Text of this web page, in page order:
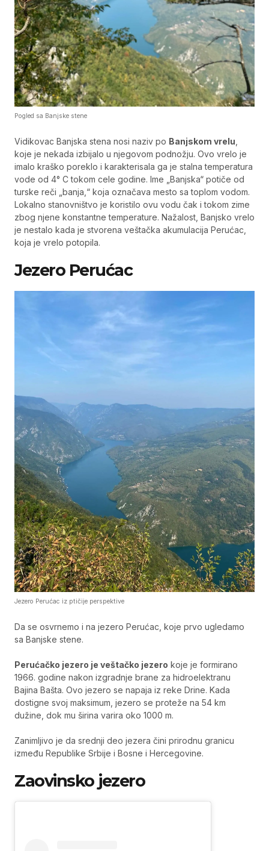
Pogled sa Banjske stene
Vidikovac Banjska stena nosi naziv po Banjskom vrelu
koje je nekada izbijalo u njegovom podnožju. Ovo vrelo je
imalo kraško poreklo i karakterisala ga je stalna temperatura
vode od 4° C tokom cele godine. Ime „Banjska“ potiče od
turske reči „banja,“ koja označava mesto sa toplom vodom.
Lokalno stanovništvo je koristilo ovu vodu čak i tokom zime
zbog njene konstantne temperature. Nažalost, Banjsko vrelo
je nestalo kada je stvorena veštačka akumulacija Perućac,
koja je vrelo potopila.
Jezero Perućac
Jezero Perućac iz ptičije perspektive
Da se osvrnemo i na jezero Perućac, koje prvo ugledamo
sa Banjske stene.
Perućačko jezero je veštačko jezero koje je formirano
1966. godine nakon izgradnje brane za hidroelektranu
Bajina Bašta. Ovo jezero se napaja iz reke Drine. Kada
dostigne svoj maksimum, jezero se proteže na 54 km
dužine, dok mu širina varira oko 1000 m.
Zanimljivo je da srednji deo jezera čini prirodnu granicu
između Republike Srbije i Bosne i Hercegovine.
Zaovinsko jezero